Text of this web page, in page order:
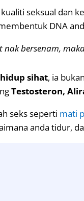
seksual dan
DNA
bersenam,
sihat, ia
Testosteron,
seks seperti mati
anda tidur,